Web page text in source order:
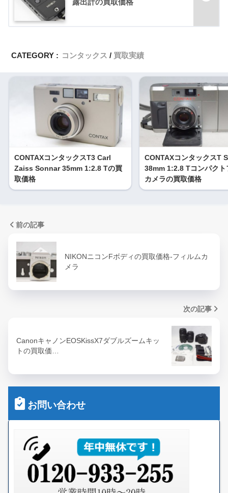
露出計の買取価格
CATEGORY : コンタックス 買取実績
CONTAXコンタックスT3 Carl
Zaiss Sonnar 35mm 1:2.8 Tの買
取価格
CONTAXコンタックスT
38mm 1:2.8 Tコンパクト
カメラの買取価格
前の記事
NIKONニコンFボディの買取価格-フィルムカ
メラ
次の記事
CanonキャノンEOSKissX7ダブルズームキッ
トの買取価…
お問い合わせ